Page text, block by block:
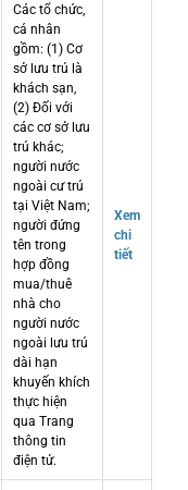
Các tổ chức,
cá nhân
gồm: (1) Cơ
sở lưu trú là
khách sạn,
(2) Đối với
các cơ sở lưu
trú khác;
người nước
ngoài cư trú
tại Việt Nam;
người đứng
tên trong
hợp đồng
mua/thuê
nhà cho
người nước
ngoài lưu trú
dài hạn
khuyến khích
thực hiện
qua Trang
thông tin
điện tử.
Xem
chi
tiết